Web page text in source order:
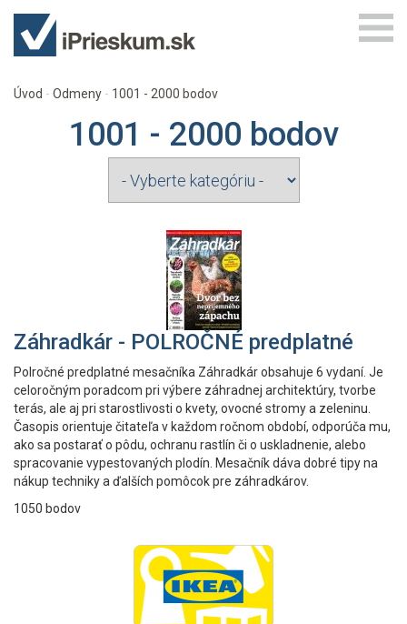
Úvod Odmeny 1001 - 2000 bodov
1001 - 2000 bodov
Záhradkár - POLROČNÉ predplatné
Polročné predplatné mesačníka Záhradkár obsahuje 6 vydaní. Je
celoročným poradcom pri výbere záhradnej architektúry, tvorbe
terás, ale aj pri starostlivosti o kvety, ovocné stromy a zeleninu.
Časopis orientuje čitateľa v každom ročnom období, odporúča mu,
ako sa postarať o pôdu, ochranu rastlín či o uskladnenie, alebo
spracovanie vypestovaných plodín. Mesačník dáva dobré tipy na
nákup techniky a ďalších pomôcok pre záhradkárov.
1050 bodov